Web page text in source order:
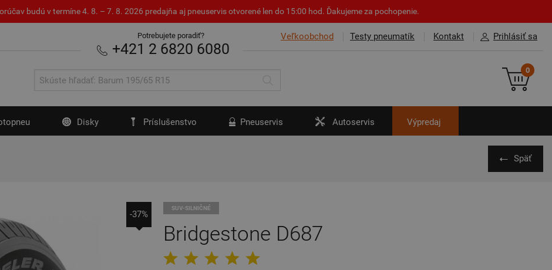
budú v termíne 4. 8. – 7. 8. 2026 predajňa aj pneuservis otvorené len do 15:00 hod. Ďakujeme za pochopenie.
Veľkoobchod Testy pneumatík Kontakt Prihlásiť sa
Potrebujete poradiť?
+421 2 6820 6080
0
Disky Príslušenstvo Pneuservis Autoservis Výpredaj
Späť
SUV-SILNIČNÉ
Bridgestone D687
-37%